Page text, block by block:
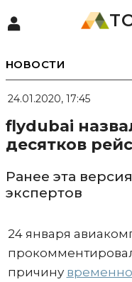
НОВОСТИ
24.01.2020, 17:45
flydubai
десятков
Ранее эта
экспертов
24 января
причину